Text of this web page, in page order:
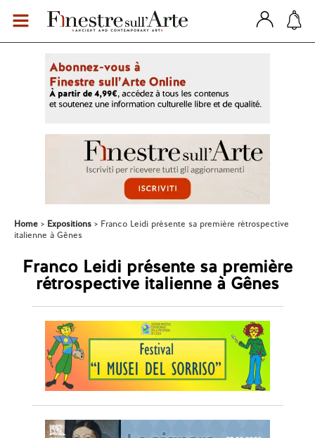
Home Expositions
Franco Leidi présente sa première rétrospective
italienne à Gênes
Franco Leidi présente sa première
rétrospective italienne à Gênes